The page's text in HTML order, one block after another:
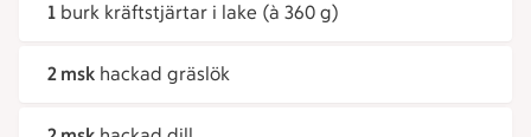
1 burk kräftstjärtar i lake (à 360 g)
2 msk hackad gräslök